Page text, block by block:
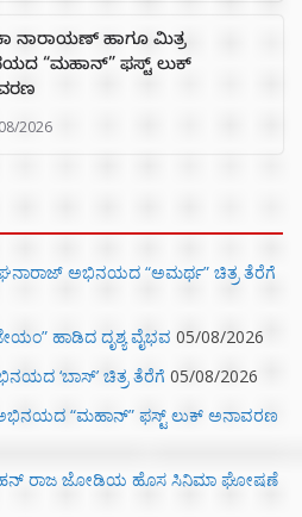
ನಾರಾಯಣ್ ಹಾಗೂ ಮಿತ್ರ
“ಮಹಾನ್” ಫಸ್ಟ್ ಲುಕ್
2026
ಅಭಿನಯದ “ಅಮರ್ಥ” ಚಿತ್ರ ತೆರೆಗೆ
ಹಾಡಿದ ದೃಶ್ಯ ವೈಭವ 05/08/2026
‘ಬಾಸ್’ ಚಿತ್ರ ತೆರೆಗೆ 05/08/2026
“ಮಹಾನ್” ಫಸ್ಟ್ ಲುಕ್ ಅನಾವರಣ
ರಾಜ ಜೋಡಿಯ ಹೊಸ ಸಿನಿಮಾ ಘೋಷಣೆ